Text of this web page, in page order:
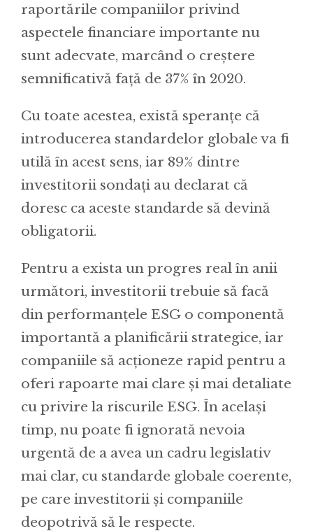
raportările companiilor privind
aspectele financiare importante nu
sunt adecvate, marcând o creștere
semnificativă față de 37% în 2020.
Cu toate acestea, există speranțe că
introducerea standardelor globale va fi
utilă în acest sens, iar 89% dintre
investitorii sondați au declarat că
doresc ca aceste standarde să devină
obligatorii.
Pentru a exista un progres real în anii
următori, investitorii trebuie să facă
din performanțele ESG o componentă
importantă a planificării strategice, iar
companiile să acționeze rapid pentru a
oferi rapoarte mai clare și mai detaliate
cu privire la riscurile ESG. În același
timp, nu poate fi ignorată nevoia
urgentă de a avea un cadru legislativ
mai clar, cu standarde globale coerente,
pe care investitorii și companiile
deopotrivă să le respecte.